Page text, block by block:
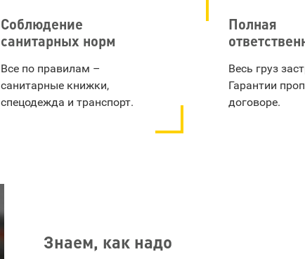
Соблюдение
санитарных норм
Все по правилам –
санитарные книжки,
спецодежда и транспорт.
Полная
Весь груз
Гарантии
договоре.
Знаем, как надо